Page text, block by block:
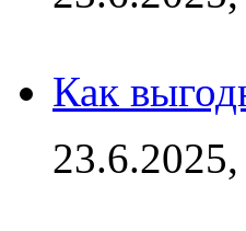
Как